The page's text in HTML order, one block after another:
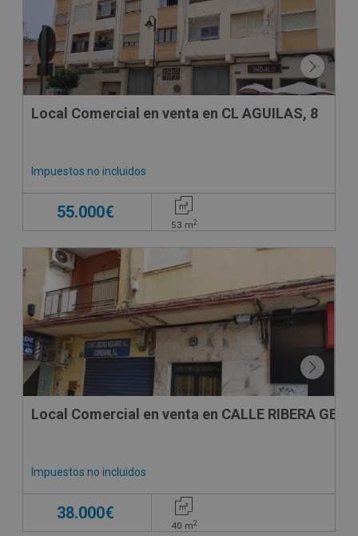
Local Comercial en venta en CL AGUILAS, 8
Impuestos no incluidos
55.000€
53 m2
CESIÓN DE REMATE
Local Comercial en venta en CALLE RIBERA
Impuestos no incluidos
38.000€
40 m2